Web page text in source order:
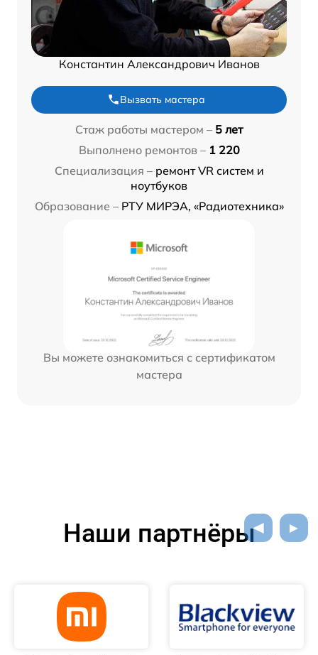
Константин Александрович Иванов
Вызвать мастера
Стаж работы мастером – 5 лет
Выполнено ремонтов – 1 220
Специализация – ремонт VR систем и
ноутбуков
Образование – РТУ МИРЭА, «Радиотехника»
Вы можете ознакомиться с сертификатом
мастера
Наши партнёры